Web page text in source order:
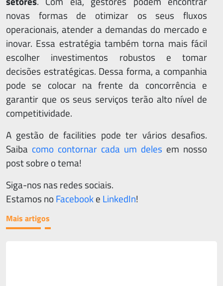
novas formas de otimizar os seus fluxos
operacionais, atender a demandas do mercado e
inovar. Essa estratégia também torna mais fácil
escolher investimentos robustos e tomar
decisões estratégicas. Dessa forma, a companhia
pode se colocar na frente da concorrência e
garantir que os seus serviços terão alto nível de
competitividade.
A gestão de facilities pode ter vários desafios.
Saiba como contornar cada um deles em nosso
post sobre o tema!
Siga-nos nas redes sociais.
Estamos no Facebooke LinkedIn!
Mais artigos